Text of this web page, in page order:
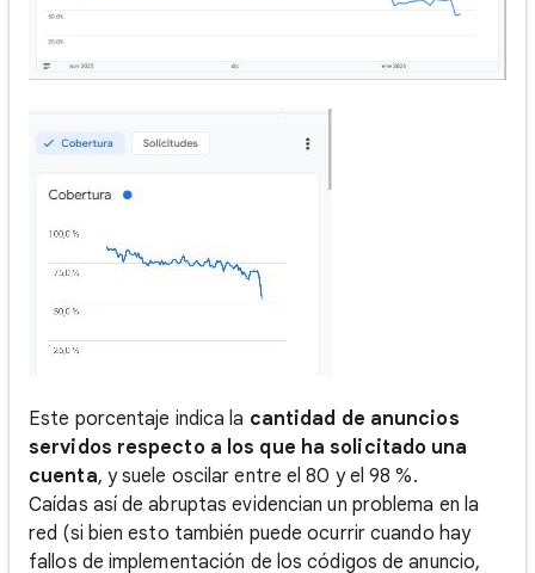
Este porcentaje indica la cantidad de anuncios
servidos respecto a los que ha solicitado una
cuenta, y suele oscilar entre el 80 y el 98 %.
Caídas así de abruptas evidencian un problema en la
red (si bien esto también puede ocurrir cuando hay
fallos de implementación de los códigos de anuncio,